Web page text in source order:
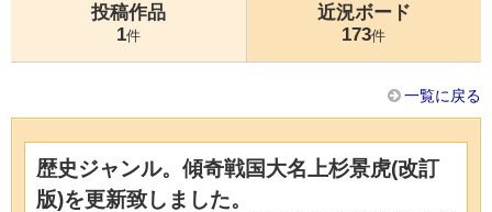
投稿作品
1件
近況ボード
173件
一覧に戻る
歴史ジャンル。傾奇戦国大名上杉景虎(改訂
版)を更新致しました。